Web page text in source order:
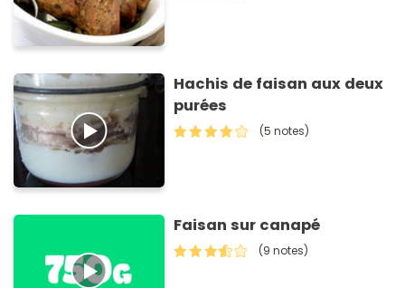
Hachis de faisan aux deux
purées
(5 notes)
Faisan sur canapé
(9 notes)